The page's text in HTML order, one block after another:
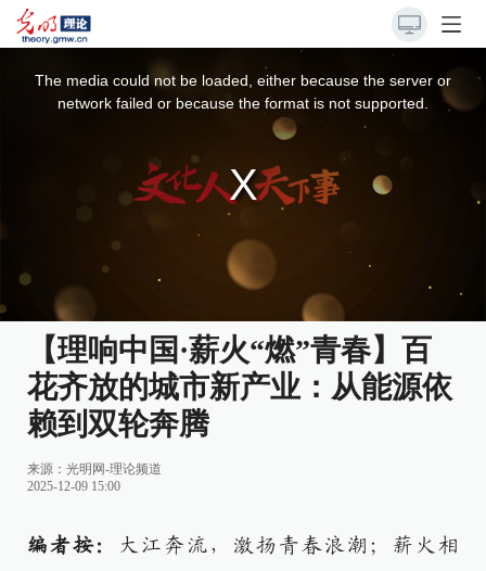
The media could not be loaded, either because the server or
network failed or because the format is not supported.
【理响中国·薪火“燃”青春】百
花齐放的城市新产业：从能源依
赖到双轮奔腾
来源： 光明网-理论频道
2025-12-09 15:00
编者按：
大江奔流，激扬青春浪潮；薪火相